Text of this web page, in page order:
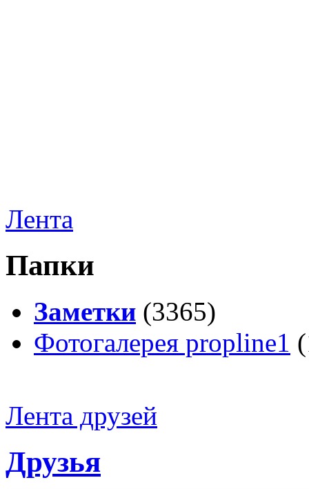
Лента
Папки
Заметки (3365)
Фотогалерея propline1
Лента друзей
Друзья